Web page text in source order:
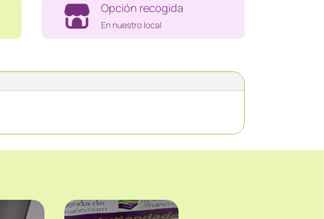
Opción recogida
En nuestro local